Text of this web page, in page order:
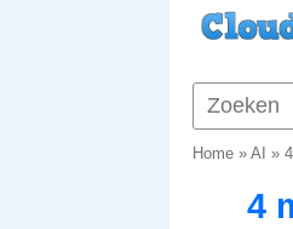
Home» AI »
4